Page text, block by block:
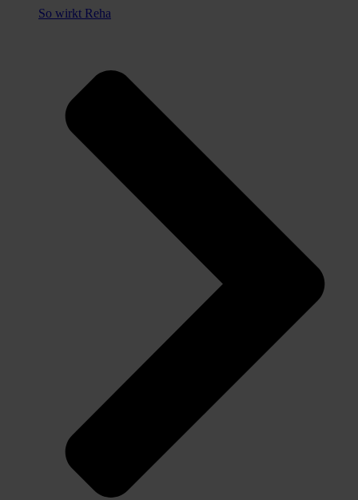
So wirkt Reha